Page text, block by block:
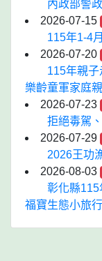
內政部警
2026-07-15
115年1-4
2026-07-20
115年親
樂齡童軍家庭
2026-07-23
拒絕毒駕
2026-07-29
2026王功
2026-08-03
彰化縣115
福寶生態小旅行